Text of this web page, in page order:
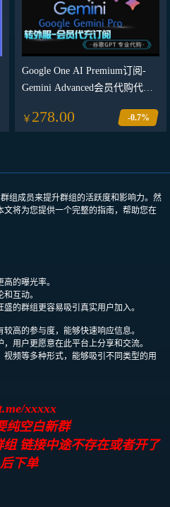
Google One AI Premium订阅-
Gemini Advanced会员代购代付
￥ 278.00 -0.7%
组成员来提升群组的活跃度和影响力。然
将为您提供一个完整的指南，帮助您在
的曝光率。
互动。
的群组更容易吸引真实用户加入。
高的参与度，能够快速响应信息。
用户更愿意在此平台上分享和交流。
频等多种形式，能够吸引不同类型的用
xxxxx
纯空白新群
链接中途不存在或者开了
下单